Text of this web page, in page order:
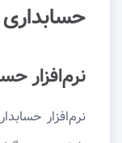
حسابداری
نرم‌افزار
نرم‌افزار